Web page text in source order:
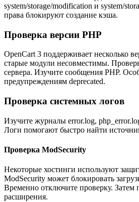
system/storage/modification и system/
права блокируют создание кэша.
Проверка версии PHP
OpenCart 3 поддерживает несколько
старые модули несовместимы.
сервера. Изучите сообщения PHP.
предупреждениям deprecated.
Проверка системных логов
Изучите журналы error.log,
Логи помогают быстро найти
Проверка ModSecurity
Некоторые хостинги используют
ModSecurity может блокировать
Временно отключите проверку. Затем
расширения.